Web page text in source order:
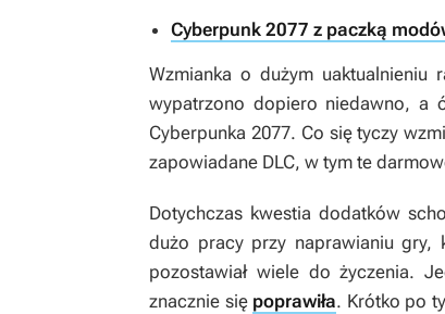
Cyberpunk 2077 z paczką
Wzmianka o dużym
wypatrzono dopiero niedawno, a
Cyberpunka 2077. Co się tyczy
zapowiadane DLC, w tym te
Dotychczas kwestia dodatków
dużo pracy przy naprawianiu gry,
pozostawiał wiele do życzenia.
znacznie się poprawiła. Krótko po